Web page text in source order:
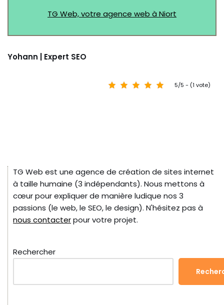
TG Web, votre agence web à Niort
Yohann | Expert SEO
5/5 - (1 vote)
TG Web est une agence de création de sites internet
à taille humaine (3 indépendants). Nous mettons à
cœur pour expliquer de manière ludique nos 3
passions (le web, le SEO, le design). N'hésitez pas à
nous contacterpour votre projet.
Rechercher